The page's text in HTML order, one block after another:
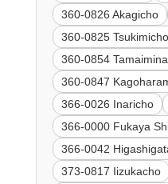
360-0826 Akagicho
360-0825 Tsukimicho
360-0854
360-0847
366-0026 Inaricho
366-0000 Fukaya
366-0042
373-0817 Iizukacho